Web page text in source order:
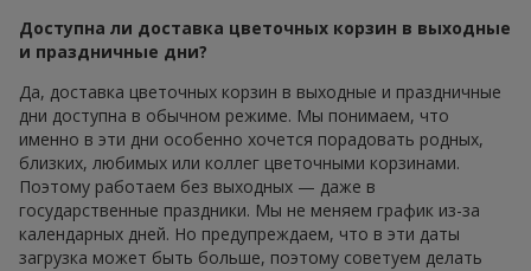
Доступна ли доставка цветочных корзин в выходные
и праздничные дни?
Да, доставка цветочных корзин в выходные и праздничные
дни доступна в обычном режиме. Мы понимаем, что
именно в эти дни особенно хочется порадовать родных,
близких, любимых или коллег цветочными корзинами.
Поэтому работаем без выходных — даже в
государственные праздники. Мы не меняем график из-за
календарных дней. Но предупреждаем, что в эти даты
загрузка может быть больше, поэтому советуем делать